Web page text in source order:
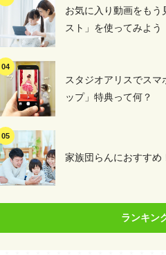
お気に入り動画をもう
スト」を使ってみよう
スタジオアリスでス
ップ」特典って何？
家族団らんにおすすめ
ランキン